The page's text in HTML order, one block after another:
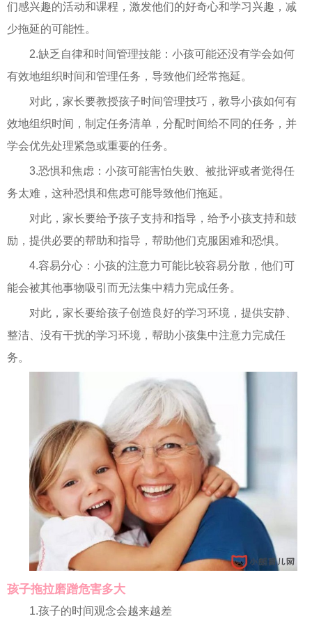
们感兴趣的活动和课程，激发他们的好奇心和学习兴趣，减
少拖延的可能性。
2.缺乏自律和时间管理技能：小孩可能还没有学会如何
有效地组织时间和管理任务，导致他们经常拖延。
对此，家长要教授孩子时间管理技巧，教导小孩如何有
效地组织时间，制定任务清单，分配时间给不同的任务，并
学会优先处理紧急或重要的任务。
3.恐惧和焦虑：小孩可能害怕失败、被批评或者觉得任
务太难，这种恐惧和焦虑可能导致他们拖延。
对此，家长要给予孩子支持和指导，给予小孩支持和鼓
励，提供必要的帮助和指导，帮助他们克服困难和恐惧。
4.容易分心：小孩的注意力可能比较容易分散，他们可
能会被其他事物吸引而无法集中精力完成任务。
对此，家长要给孩子创造良好的学习环境，提供安静、
整洁、没有干扰的学习环境，帮助小孩集中注意力完成任
务。
孩子拖拉磨蹭危害多大
1.孩子的时间观念会越来越差